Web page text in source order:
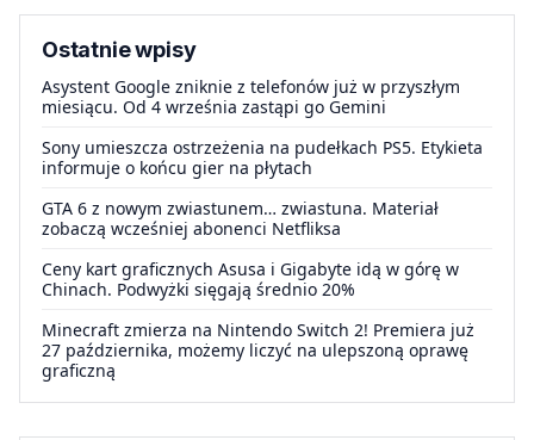
Ostatnie wpisy
Asystent Google zniknie z telefonów już w przyszłym
miesiącu. Od 4 września zastąpi go Gemini
Sony umieszcza ostrzeżenia na pudełkach PS5. Etykieta
informuje o końcu gier na płytach
GTA 6 z nowym zwiastunem… zwiastuna. Materiał
zobaczą wcześniej abonenci Netfliksa
Ceny kart graficznych Asusa i Gigabyte idą w górę w
Chinach. Podwyżki sięgają średnio 20%
Minecraft zmierza na Nintendo Switch 2! Premiera już
27 października, możemy liczyć na ulepszoną oprawę
graficzną